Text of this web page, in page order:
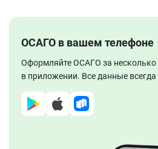
ОСАГО в вашем телефоне
Оформляйте ОСАГО за несколько
в приложении. Все данные всегда